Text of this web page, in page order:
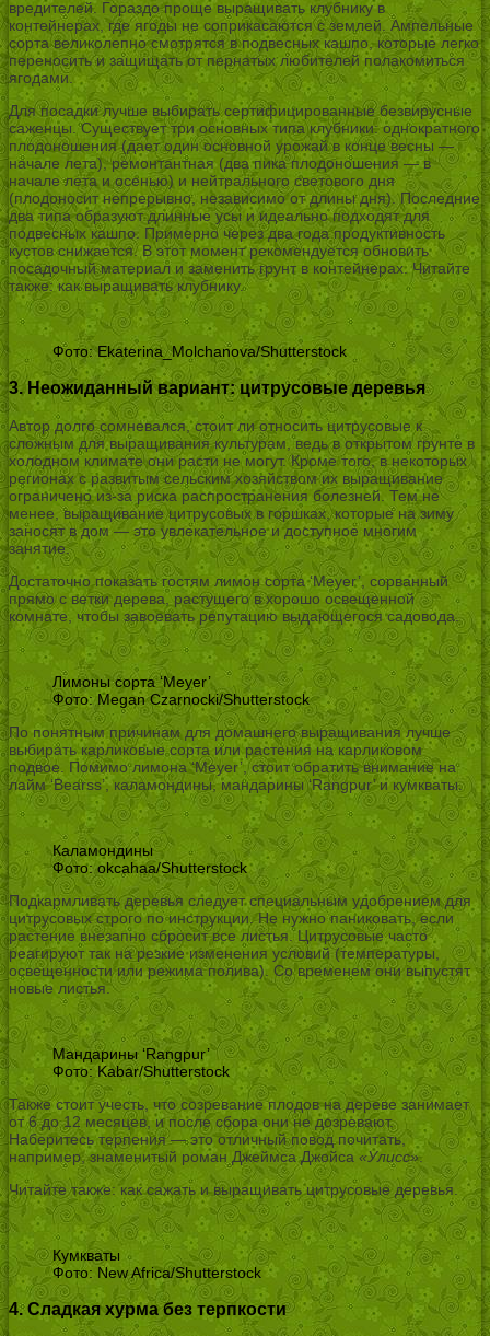
вредителей. Гораздо проще выращивать клубнику в
контейнерах, где ягоды не соприкасаются с землей. Ампельные
сорта великолепно смотрятся в подвесных кашпо, которые легко
переносить и защищать от пернатых любителей полакомиться
ягодами.
Для посадки лучше выбирать сертифицированные безвирусные
саженцы. Существует три основных типа клубники: однократного
плодоношения (дает один основной урожай в конце весны —
начале лета), ремонтантная (два пика плодоношения — в
начале лета и осенью) и нейтрального светового дня
(плодоносит непрерывно, независимо от длины дня). Последние
два типа образуют длинные усы и идеально подходят для
подвесных кашпо. Примерно через два года продуктивность
кустов снижается. В этот момент рекомендуется обновить
посадочный материал и заменить грунт в контейнерах. Читайте
также: как выращивать клубнику.
Фото: Ekaterina_Molchanova/Shutterstock
3. Неожиданный вариант: цитрусовые деревья
Автор долго сомневался, стоит ли относить цитрусовые к
сложным для выращивания культурам, ведь в открытом грунте в
холодном климате они расти не могут. Кроме того, в некоторых
регионах с развитым сельским хозяйством их выращивание
ограничено из-за риска распространения болезней. Тем не
менее, выращивание цитрусовых в горшках, которые на зиму
заносят в дом — это увлекательное и доступное многим
занятие.
Достаточно показать гостям лимон сорта ‘Meyer’, сорванный
прямо с ветки дерева, растущего в хорошо освещенной
комнате, чтобы завоевать репутацию выдающегося садовода.
Лимоны сорта ‘Meyer’
Фото: Megan Czarnocki/Shutterstock
По понятным причинам для домашнего выращивания лучше
выбирать карликовые сорта или растения на карликовом
подвое. Помимо лимона ‘Meyer’, стоит обратить внимание на
лайм ‘Bearss’, каламондины, мандарины ‘Rangpur’ и кумкваты.
Каламондины
Фото: okcahaa/Shutterstock
Подкармливать деревья следует специальным удобрением для
цитрусовых строго по инструкции. Не нужно паниковать, если
растение внезапно сбросит все листья. Цитрусовые часто
реагируют так на резкие изменения условий (температуры,
освещенности или режима полива). Со временем они выпустят
новые листья.
Мандарины ‘Rangpur’
Фото: Kabar/Shutterstock
Также стоит учесть, что созревание плодов на дереве занимает
от 6 до 12 месяцев, и после сбора они не дозревают.
Наберитесь терпения — это отличный повод почитать,
например, знаменитый роман Джеймса Джойса «Улисс».
Читайте также: как сажать и выращивать цитрусовые деревья.
Кумкваты
Фото: New Africa/Shutterstock
4. Сладкая хурма без терпкости